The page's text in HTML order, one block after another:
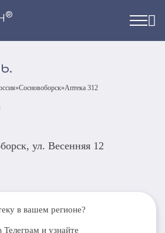
®
»Сосновоборск»Аптека 312
ул. Весенняя 12
в вашем регионе?
и узнайте